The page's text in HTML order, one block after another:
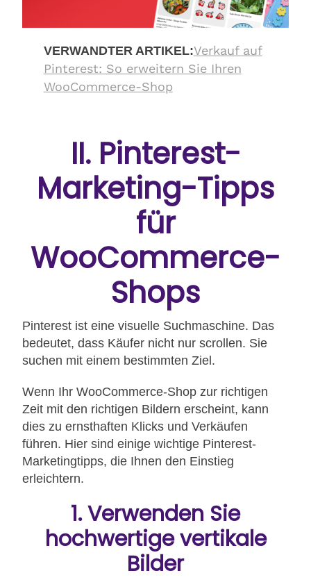
VERWANDTER ARTIKEL:Verkauf auf
Pinterest: So erweitern Sie Ihren
WooCommerce-Shop
II. Pinterest-
Marketing-Tipps
für
WooCommerce-
Shops
Pinterest ist eine visuelle Suchmaschine. Das
bedeutet, dass Käufer nicht nur scrollen. Sie
suchen mit einem bestimmten Ziel.
Wenn Ihr WooCommerce-Shop zur richtigen
Zeit mit den richtigen Bildern erscheint, kann
dies zu ernsthaften Klicks und Verkäufen
führen. Hier sind einige wichtige Pinterest-
Marketingtipps, die Ihnen den Einstieg
erleichtern.
1. Verwenden Sie
hochwertige vertikale
Bilder